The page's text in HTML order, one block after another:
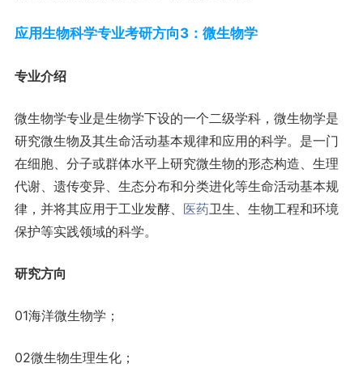
应用生物科学专业考研方向3：微生物学
专业介绍
微生物学专业是生物学下设的一个二级学科，微生物学是
研究微生物及其生命活动基本规律和应用的科学。是一门
在细胞、分子或群体水平上研究微生物的形态构造、生理
代谢、遗传变异、生态分布和分类进化等生命活动基本规
律，并将其应用于工业发酵、 医药卫生、生物工程和环境
保护等实践领域的科学。
研究方向
01海洋微生物学；
02微生物生理生化；